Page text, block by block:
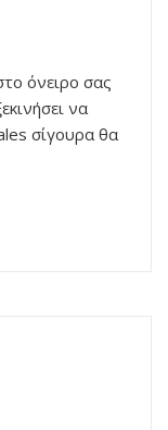
όνειρο σας
να
σίγουρα θα